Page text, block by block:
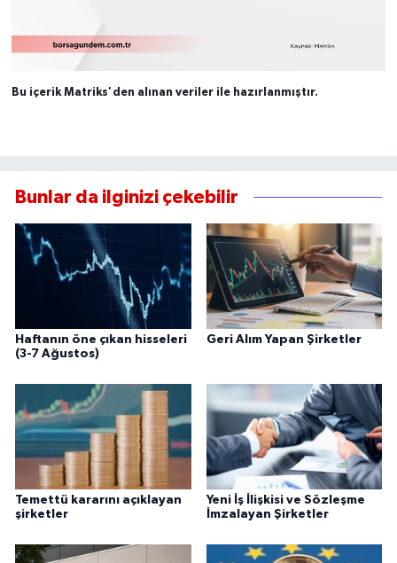
Bu içerik Matriks'den alınan veriler ile hazırlanmıştır.
Bunlar da ilginizi çekebilir
Haftanın öne çıkan hisseleri
(3-7 Ağustos)
Geri Alım Yapan Şirketler
Temettü kararını açıklayan
şirketler
Yeni İş İlişkisi ve Sözleşme
İmzalayan Şirketler